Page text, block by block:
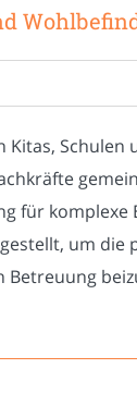
komplexe
um die